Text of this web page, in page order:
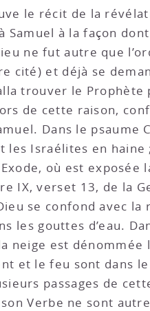
le récit de la
Samuel à la façon
ne fut autre que
cité) et déjà se
trouver le
de cette raison,
Dans le psaume
les Israélites en
où est exposée
IX, verset 13, de la
se confond avec
les gouttes d’eau.
neige est
et le feu sont dans
passages de
Verbe ne sont